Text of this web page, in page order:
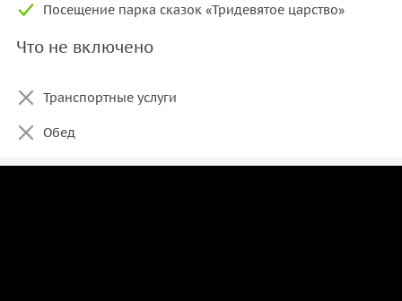
Посещение парка сказок «Тридевятое царство»
Что не включено
Транспортные услуги
Обед